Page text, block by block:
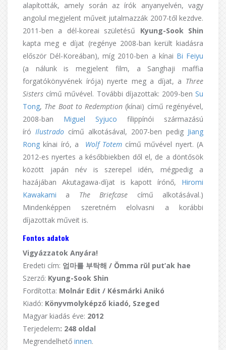
alapították, amely során az írók anyanyelvén, vagy
angolul megjelent műveit jutalmazzák 2007-től kezdve.
2011-ben a dél-koreai születésű Kyung-Sook Shin
kapta meg e díjat (regénye 2008-ban került kiadásra
először Dél-Koreában), míg 2010-ben a kínai Bi Feiyu
(a nálunk is megjelent film, a Sanghaji maffia
forgatókönyvének írója) nyerte meg a díjat, a Three
Sisters című művével. További díjazottak: 2009-ben Su
Tong, The Boat to Redemption (kínai) című regényével,
2008-ban Miguel Syjuco filippínói származású
író Ilustrado című alkotásával, 2007-ben pedig Jiang
Rong kínai író, a Wolf Totemcímű művével nyert. (A
2012-es nyertes a későbbiekben dől el, de a döntősök
között japán név is szerepel idén, mégpedig a
hazájában Akutagawa-díjat is kapott írónő, Hiromi
Kawakami a The Briefcase című alkotásával.)
Mindenképpen szeretném elolvasni a korábbi
díjazottak műveit is.
Fontos adatok
Vigyázzatok Anyára!
Eredeti cím: 엄마를 부탁해 / Ŏmma rŭl put’ak hae
Szerző: Kyung-Sook Shin
Fordította: Molnár Edit / Késmárki Anikó
Kiadó: Könyvmolyképző kiadó, Szeged
Magyar kiadás éve: 2012
Terjedelem: 248 oldal
Megrendelhető innen.